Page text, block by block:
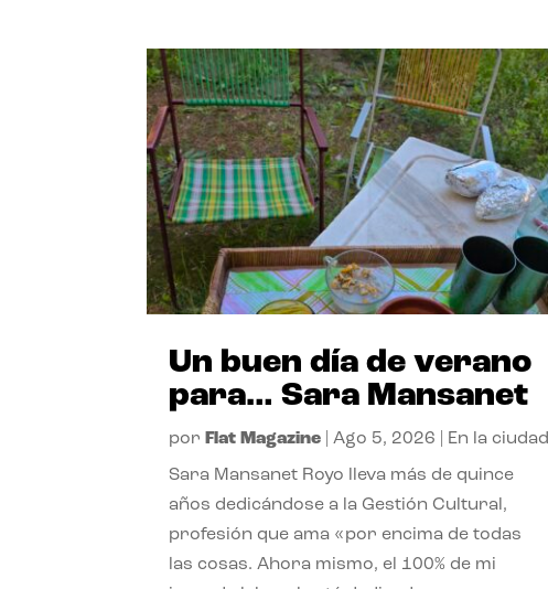
Un buen día de verano
para… Sara Mansanet
por Flat Magazine |Ago 5, 2026 En la ciudad
Sara Mansanet Royo lleva más de quince
años dedicándose a la Gestión Cultural,
profesión que ama «por encima de todas
las cosas. Ahora mismo, el 100% de mi